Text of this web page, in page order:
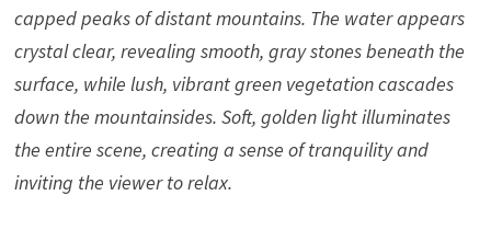
capped peaks of distant mountains. The water appears
crystal clear, revealing smooth, gray stones beneath the
surface, while lush, vibrant green vegetation cascades
down the mountainsides. Soft, golden light illuminates
the entire scene, creating a sense of tranquility and
inviting the viewer to relax.